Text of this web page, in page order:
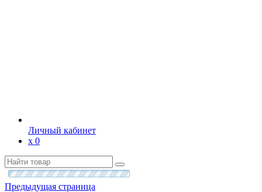
Личный кабинет
х 0
Предыдущая страница